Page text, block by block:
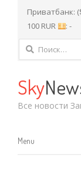
Приватбанк:
100 RUR
: -
Найти:
Sky
Все новости
Menu
Menu